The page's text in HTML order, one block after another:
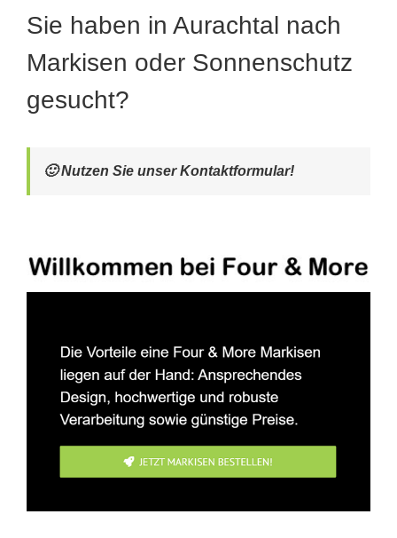
Sie haben in Aurachtal nach
Markisen oder Sonnenschutz
gesucht?
🙂 Nutzen Sie unser Kontaktformular!